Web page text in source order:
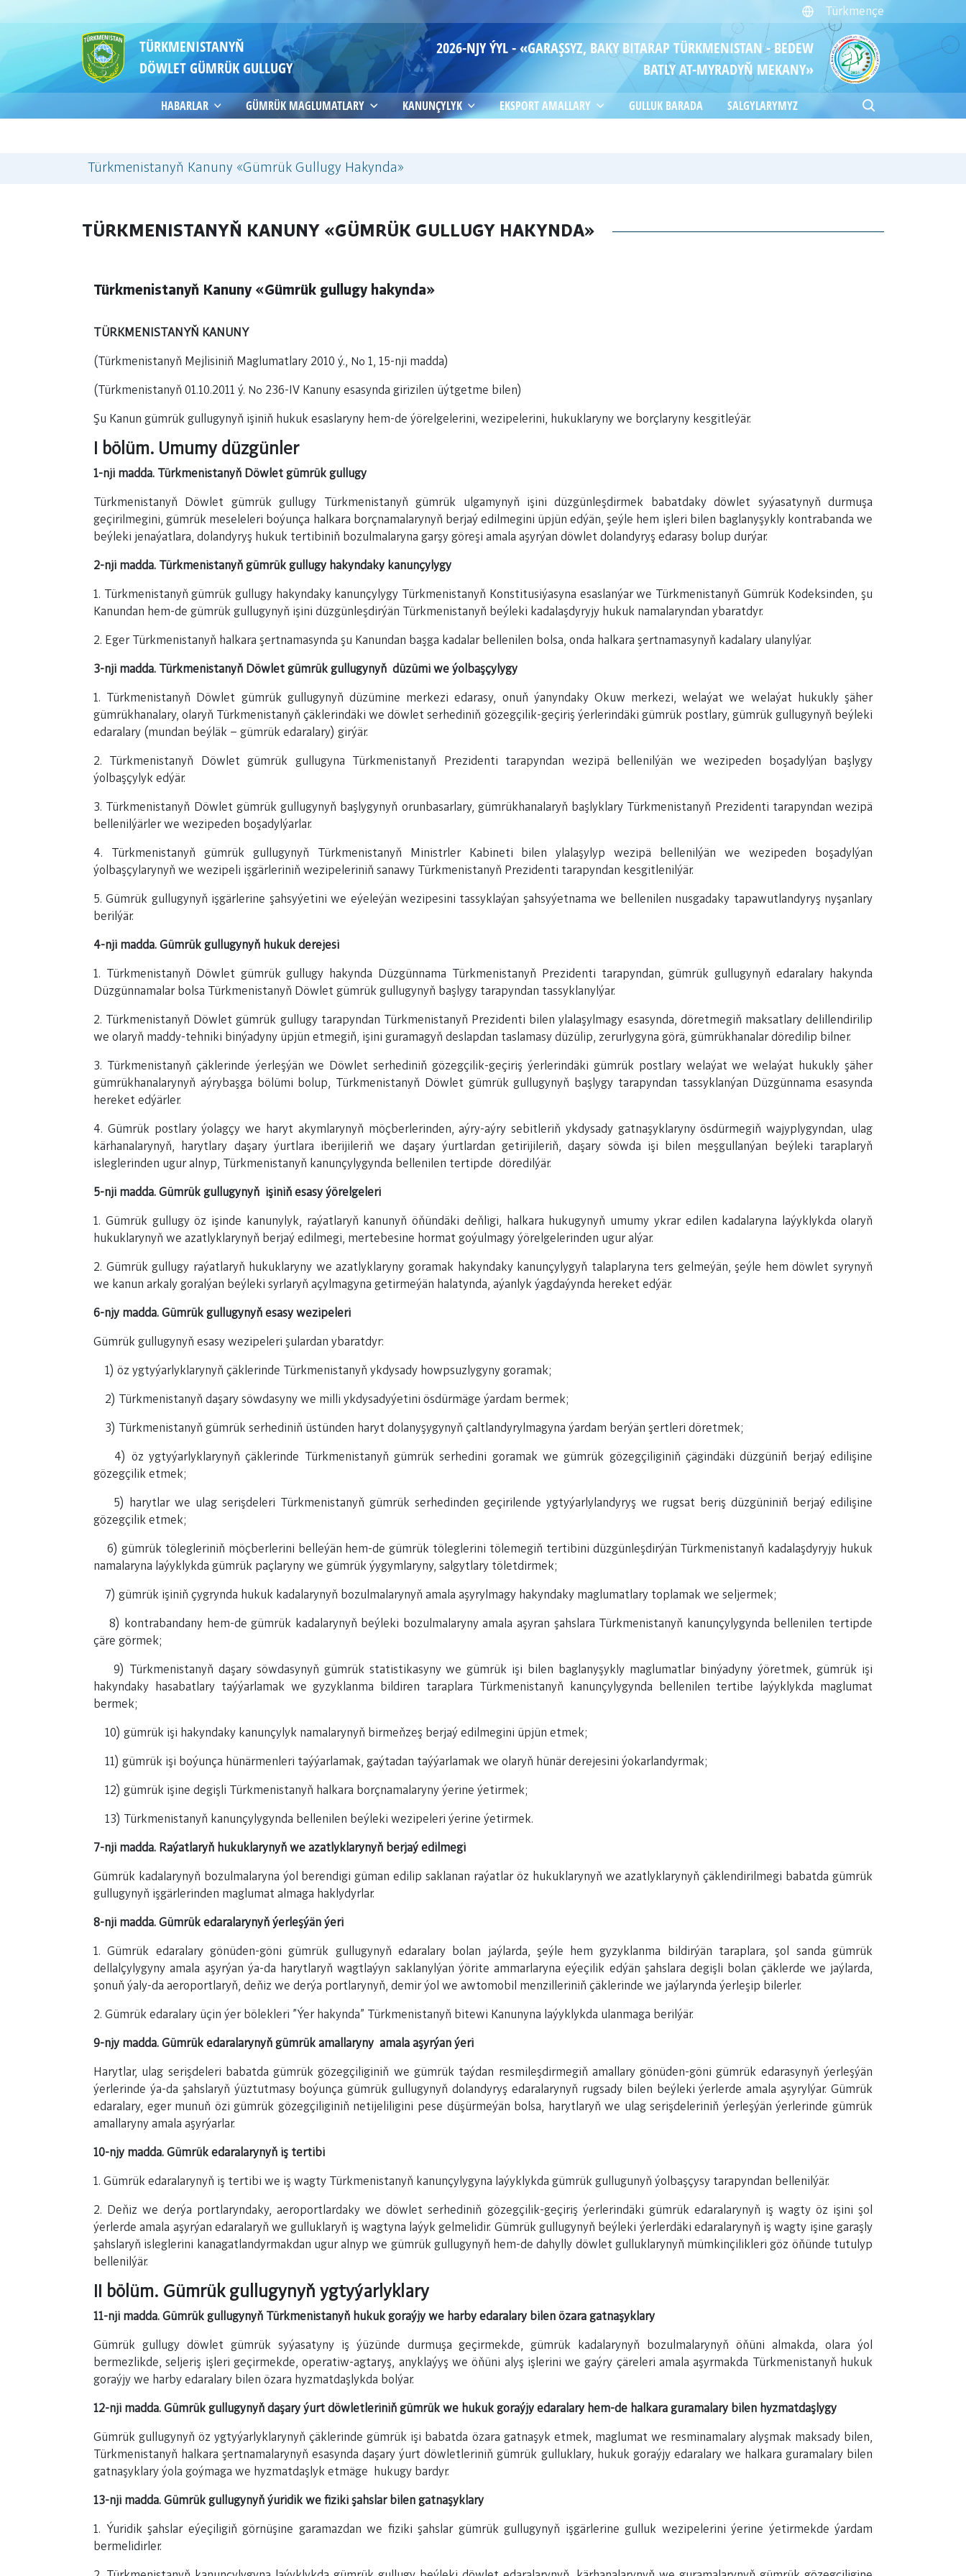
Türkmençe
TÜRKMENISTANYŇ
DÖWLET GÜMRÜK GULLUGY
2026-NJY ÝYL - «GARAŞSYZ, BAKY BITARAP TÜRKMENISTAN - BEDEW
BATLY AT-MYRADYŇ MEKANY»
HABARLAR GÜMRÜK MAGLUMATLARY KANUNÇYLYK EKSPORT AMALLARY GULLUK BARADA SALGYLARYMYZ
Türkmenistanyň Kanuny «Gümrük Gullugy Hakynda»
TÜRKMENISTANYŇ KANUNY «GÜMRÜK GULLUGY HAKYNDA»
Türkmenistanyň Kanuny «Gümrük gullugy hakynda»
TÜRKMENISTANYŇ KANUNY
(Türkmenistanyň Mejlisiniň Maglumatlary 2010 ý., № 1, 15-nji madda)
(Türkmenistanyň 01.10.2011 ý. № 236-IV Kanuny esasynda girizilen üýtgetme bilen)
Şu Kanun gümrük gullugynyň işiniň hukuk esaslaryny hem-de ýörelgelerini, wezipelerini, hukuklaryny we borçlaryny kesgitleýär.
I bölüm. Umumy düzgünler
1-nji madda. Türkmenistanyň Döwlet gümrük gullugy
Türkmenistanyň Döwlet gümrük gullugy Türkmenistanyň gümrük ulgamynyň işini düzgünleşdirmek babatdaky döwlet syýasatynyň durmuşa
geçirilmegini, gümrük meseleleri boýunça halkara borçnamalarynyň berjaý edilmegini üpjün edýän, şeýle hem işleri bilen baglanyşykly kontrabanda we
beýleki jenaýatlara, dolandyryş hukuk tertibiniň bozulmalaryna garşy göreşi amala aşyrýan döwlet dolandyryş edarasy bolup durýar.
2-nji madda. Türkmenistanyň gümrük gullugy hakyndaky kanunçylygy
1. Türkmenistanyň gümrük gullugy hakyndaky kanunçylygy Türkmenistanyň Konstitusiýasyna esaslanýar we Türkmenistanyň Gümrük Kodeksinden, şu
Kanundan hem-de gümrük gullugynyň işini düzgünleşdirýän Türkmenistanyň beýleki kadalaşdyryjy hukuk namalaryndan ybaratdyr.
2. Eger Türkmenistanyň halkara şertnamasynda şu Kanundan başga kadalar bellenilen bolsa, onda halkara şertnamasynyň kadalary ulanylýar.
3-nji madda. Türkmenistanyň Döwlet gümrük gullugynyň düzümi we ýolbaşçylygy
1. Türkmenistanyň Döwlet gümrük gullugynyň düzümine merkezi edarasy, onuň ýanyndaky Okuw merkezi, welaýat we welaýat hukukly şäher
gümrükhanalary, olaryň Türkmenistanyň çäklerindäki we döwlet serhediniň gözegçilik-geçiriş ýerlerindäki gümrük postlary, gümrük gullugynyň beýleki
edaralary (mundan beýläk – gümrük edaralary) girýär.
2. Türkmenistanyň Döwlet gümrük gullugyna Türkmenistanyň Prezidenti tarapyndan wezipä bellenilýän we wezipeden boşadylýan başlygy
ýolbaşçylyk edýär.
3. Türkmenistanyň Döwlet gümrük gullugynyň başlygynyň orunbasarlary, gümrükhanalaryň başlyklary Türkmenistanyň Prezidenti tarapyndan wezipä
bellenilýärler we wezipeden boşadylýarlar.
4. Türkmenistanyň gümrük gullugynyň Türkmenistanyň Ministrler Kabineti bilen ylalaşylyp wezipä bellenilýän we wezipeden boşadylýan
ýolbaşçylarynyň we wezipeli işgärleriniň wezipeleriniň sanawy Türkmenistanyň Prezidenti tarapyndan kesgitlenilýär.
5. Gümrük gullugynyň işgärlerine şahsyýetini we eýeleýän wezipesini tassyklaýan şahsyýetnama we bellenilen nusgadaky tapawutlandyryş nyşanlary
berilýär.
4-nji madda. Gümrük gullugynyň hukuk derejesi
1. Türkmenistanyň Döwlet gümrük gullugy hakynda Düzgünnama Türkmenistanyň Prezidenti tarapyndan, gümrük gullugynyň edaralary hakynda
Düzgünnamalar bolsa Türkmenistanyň Döwlet gümrük gullugynyň başlygy tarapyndan tassyklanylýar.
2. Türkmenistanyň Döwlet gümrük gullugy tarapyndan Türkmenistanyň Prezidenti bilen ylalaşylmagy esasynda, döretmegiň maksatlary delillendirilip
we olaryň maddy-tehniki binýadyny üpjün etmegiň, işini guramagyň deslapdan taslamasy düzülip, zerurlygyna görä, gümrükhanalar döredilip bilner.
3. Türkmenistanyň çäklerinde ýerleşýän we Döwlet serhediniň gözegçilik-geçiriş ýerlerindäki gümrük postlary welaýat we welaýat hukukly şäher
gümrükhanalarynyň aýrybaşga bölümi bolup, Türkmenistanyň Döwlet gümrük gullugynyň başlygy tarapyndan tassyklanýan Düzgünnama esasynda
hereket edýärler.
4. Gümrük postlary ýolagçy we haryt akymlarynyň möçberlerinden, aýry-aýry sebitleriň ykdysady gatnaşyklaryny ösdürmegiň wajyplygyndan, ulag
kärhanalarynyň, harytlary daşary ýurtlara iberijileriň we daşary ýurtlardan getirijileriň, daşary söwda işi bilen meşgullanýan beýleki taraplaryň
isleglerinden ugur alnyp, Türkmenistanyň kanunçylygynda bellenilen tertipde döredilýär.
5-nji madda. Gümrük gullugynyň işiniň esasy ýörelgeleri
1. Gümrük gullugy öz işinde kanunylyk, raýatlaryň kanunyň öňündäki deňligi, halkara hukugynyň umumy ykrar edilen kadalaryna laýyklykda olaryň
hukuklarynyň we azatlyklarynyň berjaý edilmegi, mertebesine hormat goýulmagy ýörelgelerinden ugur alýar.
2. Gümrük gullugy raýatlaryň hukuklaryny we azatlyklaryny goramak hakyndaky kanunçylygyň talaplaryna ters gelmeýän, şeýle hem döwlet syrynyň
we kanun arkaly goralýan beýleki syrlaryň açylmagyna getirmeýän halatynda, aýanlyk ýagdaýynda hereket edýär.
6-njy madda. Gümrük gullugynyň esasy wezipeleri
Gümrük gullugynyň esasy wezipeleri şulardan ybaratdyr:
1) öz ygtyýarlyklarynyň çäklerinde Türkmenistanyň ykdysady howpsuzlygyny goramak;
2) Türkmenistanyň daşary söwdasyny we milli ykdysadyýetini ösdürmäge ýardam bermek;
3) Türkmenistanyň gümrük serhediniň üstünden haryt dolanyşygynyň çaltlandyrylmagyna ýardam berýän şertleri döretmek;
4) öz ygtyýarlyklarynyň çäklerinde Türkmenistanyň gümrük serhedini goramak we gümrük gözegçiliginiň çägindäki düzgüniň berjaý edilişine
gözegçilik etmek;
5) harytlar we ulag serişdeleri Türkmenistanyň gümrük serhedinden geçirilende ygtyýarlylandyryş we rugsat beriş düzgüniniň berjaý edilişine
gözegçilik etmek;
6) gümrük tölegleriniň möçberlerini belleýän hem-de gümrük töleglerini tölemegiň tertibini düzgünleşdirýän Türkmenistanyň kadalaşdyryjy hukuk
namalaryna laýyklykda gümrük paçlaryny we gümrük ýygymlaryny, salgytlary töletdirmek;
7) gümrük işiniň çygrynda hukuk kadalarynyň bozulmalarynyň amala aşyrylmagy hakyndaky maglumatlary toplamak we seljermek;
8) kontrabandany hem-de gümrük kadalarynyň beýleki bozulmalaryny amala aşyran şahslara Türkmenistanyň kanunçylygynda bellenilen tertipde
çäre görmek;
9) Türkmenistanyň daşary söwdasynyň gümrük statistikasyny we gümrük işi bilen baglanyşykly maglumatlar binýadyny ýöretmek, gümrük işi
hakyndaky hasabatlary taýýarlamak we gyzyklanma bildiren taraplara Türkmenistanyň kanunçylygynda bellenilen tertibe laýyklykda maglumat
bermek;
10) gümrük işi hakyndaky kanunçylyk namalarynyň birmeňzeş berjaý edilmegini üpjün etmek;
11) gümrük işi boýunça hünärmenleri taýýarlamak, gaýtadan taýýarlamak we olaryň hünär derejesini ýokarlandyrmak;
12) gümrük işine degişli Türkmenistanyň halkara borçnamalaryny ýerine ýetirmek;
13) Türkmenistanyň kanunçylygynda bellenilen beýleki wezipeleri ýerine ýetirmek.
7-nji madda. Raýatlaryň hukuklarynyň we azatlyklarynyň berjaý edilmegi
Gümrük kadalarynyň bozulmalaryna ýol berendigi güman edilip saklanan raýatlar öz hukuklarynyň we azatlyklarynyň çäklendirilmegi babatda gümrük
gullugynyň işgärlerinden maglumat almaga haklydyrlar.
8-nji madda. Gümrük edaralarynyň ýerleşýän ýeri
1. Gümrük edaralary gönüden-göni gümrük gullugynyň edaralary bolan jaýlarda, şeýle hem gyzyklanma bildirýän taraplara, şol sanda gümrük
dellalçylygyny amala aşyrýan ýa-da harytlaryň wagtlaýyn saklanylýan ýörite ammarlaryna eýeçilik edýän şahslara degişli bolan çäklerde we jaýlarda,
şonuň ýaly-da aeroportlaryň, deňiz we derýa portlarynyň, demir ýol we awtomobil menzilleriniň çäklerinde we jaýlarynda ýerleşip bilerler.
2. Gümrük edaralary üçin ýer bölekleri "Ýer hakynda" Türkmenistanyň bitewi Kanunyna laýyklykda ulanmaga berilýär.
9-njy madda. Gümrük edaralarynyň gümrük amallaryny amala aşyrýan ýeri
Harytlar, ulag serişdeleri babatda gümrük gözegçiliginiň we gümrük taýdan resmileşdirmegiň amallary gönüden-göni gümrük edarasynyň ýerleşýän
ýerlerinde ýa-da şahslaryň ýüztutmasy boýunça gümrük gullugynyň dolandyryş edaralarynyň rugsady bilen beýleki ýerlerde amala aşyrylýar. Gümrük
edaralary, eger munuň özi gümrük gözegçiliginiň netijeliligini pese düşürmeýän bolsa, harytlaryň we ulag serişdeleriniň ýerleşýän ýerlerinde gümrük
amallaryny amala aşyrýarlar.
10-njy madda. Gümrük edaralarynyň iş tertibi
1. Gümrük edaralarynyň iş tertibi we iş wagty Türkmenistanyň kanunçylygyna laýyklykda gümrük gullugunyň ýolbaşçysy tarapyndan bellenilýär.
2. Deňiz we derýa portlaryndaky, aeroportlardaky we döwlet serhediniň gözegçilik-geçiriş ýerlerindäki gümrük edaralarynyň iş wagty öz işini şol
ýerlerde amala aşyrýan edaralaryň we gulluklaryň iş wagtyna laýyk gelmelidir. Gümrük gullugynyň beýleki ýerlerdäki edaralarynyň iş wagty işine garaşly
şahslaryň isleglerini kanagatlandyrmakdan ugur alnyp we gümrük gullugynyň hem-de dahylly döwlet gulluklarynyň mümkinçilikleri göz öňünde tutulyp
bellenilýär.
II bölüm. Gümrük gullugynyň ygtyýarlyklary
11-nji madda. Gümrük gullugynyň Türkmenistanyň hukuk goraýjy we harby edaralary bilen özara gatnaşyklary
Gümrük gullugy döwlet gümrük syýasatyny iş ýüzünde durmuşa geçirmekde, gümrük kadalarynyň bozulmalarynyň öňüni almakda, olara ýol
bermezlikde, seljeriş işleri geçirmekde, operatiw-agtaryş, anyklaýyş we öňüni alyş işlerini we gaýry çäreleri amala aşyrmakda Türkmenistanyň hukuk
goraýjy we harby edaralary bilen özara hyzmatdaşlykda bolýar.
12-nji madda. Gümrük gullugynyň daşary ýurt döwletleriniň gümrük we hukuk goraýjy edaralary hem-de halkara guramalary bilen hyzmatdaşlygy
Gümrük gullugynyň öz ygtyýarlyklarynyň çäklerinde gümrük işi babatda özara gatnaşyk etmek, maglumat we resminamalary alyşmak maksady bilen,
Türkmenistanyň halkara şertnamalarynyň esasynda daşary ýurt döwletleriniň gümrük gulluklary, hukuk goraýjy edaralary we halkara guramalary bilen
gatnaşyklary ýola goýmaga we hyzmatdaşlyk etmäge hukugy bardyr.
13-nji madda. Gümrük gullugynyň ýuridik we fiziki şahslar bilen gatnaşyklary
1. Ýuridik şahslar eýeçiligiň görnüşine garamazdan we fiziki şahslar gümrük gullugynyň işgärlerine gulluk wezipelerini ýerine ýetirmekde ýardam
bermelidirler.